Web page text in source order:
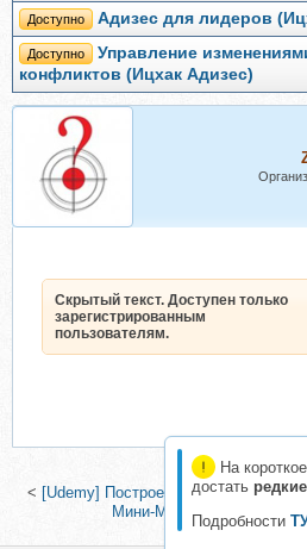
На
достать
Подробности
Доступно Адизес для лидеров
Доступно
Управление
конфликтов (Ицхак Адизес)
Скрытый текст. Доступен только
зарегистрированным
пользователям.
< [Udemy] Построение системы KPI
Мини-МБА 2, 2015 (Андрей